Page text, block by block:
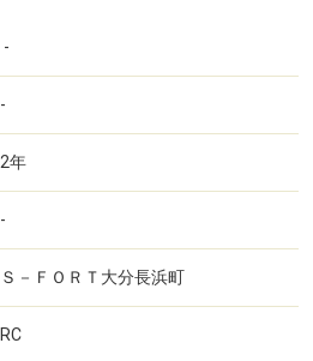
-
-
2年
-
Ｓ－ＦＯＲＴ大分長浜町
RC